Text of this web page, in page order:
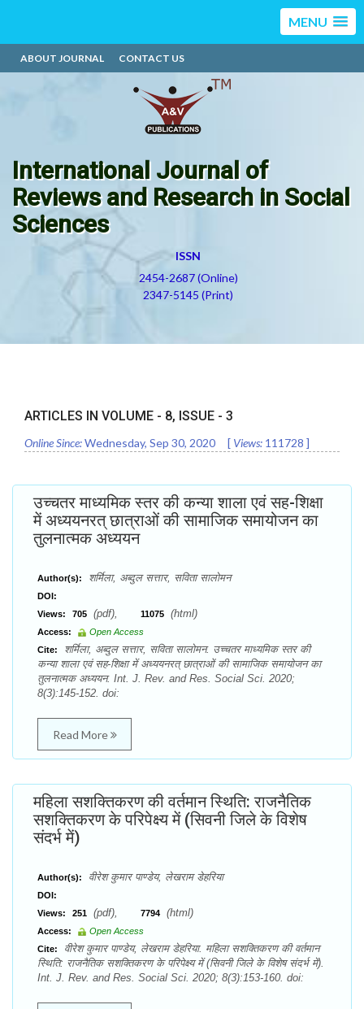
MENU
ABOUT JOURNAL CONTACT US
International Journal of
Reviews and Research in Social
Sciences
ISSN
2454-2687 (Online)
2347-5145 (Print)
ARTICLES IN VOLUME - 8, ISSUE - 3
Online Since:Wednesday, Sep 30, 2020 [ Views: 111728 ]
उच्चतर माध्यमिक स्तर की कन्या शाला एवं सह-शिक्षा
में अध्ययनरत् छात्राओं की सामाजिक समायोजन का
तुलनात्मक अध्ययन
Author(s): शर्मिला, अब्दुल सत्तार, सविता सालोमन
DOI:
Views:
705 (pdf), 11075 (html)
Access:
Open Access
Cite:
शर्मिला, अब्दुल सत्तार, सविता सालोमन. उच्चतर माध्यमिक स्तर की
कन्या शाला एवं सह-शिक्षा में अध्ययनरत् छात्राओं की सामाजिक समायोजन का
तुलनात्मक अध्ययन. Int. J. Rev. and Res. Social Sci. 2020;
8(3):145-152. doi:
Read More
महिला सशक्तिकरण की वर्तमान स्थिति: राजनैतिक
सशक्तिकरण के परिपेक्ष्य में (सिवनी जिले के विशेष
संदर्भ में)
Author(s): वीरेश कुमार पाण्डेय, लेखराम डेहरिया
DOI:
Views:
251 (pdf), 7794 (html)
Access:
Open Access
Cite:
वीरेश कुमार पाण्डेय, लेखराम डेहरिया. महिला सशक्तिकरण की वर्तमान
स्थिति: राजनैतिक सशक्तिकरण के परिपेक्ष्य में (सिवनी जिले के विशेष संदर्भ में).
Int. J. Rev. and Res. Social Sci. 2020; 8(3):153-160. doi: